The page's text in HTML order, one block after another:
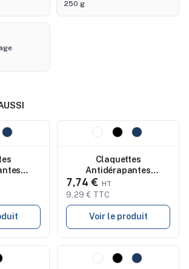
250 g
40/41
et style
Nouveau
Claquettes
Antidérapantes
Personnalisées 38/39 -
KOLAM
7,74 €
9,29 € TTC
Voir le produit
Nouveau